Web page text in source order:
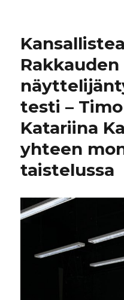
testi –
Katariina
yhteen
taistelussa